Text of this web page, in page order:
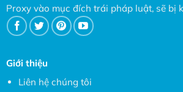
Proxy vào mục đích trái pháp luật, sẽ bị
Giới thiệu
Liên hệ chúng tôi